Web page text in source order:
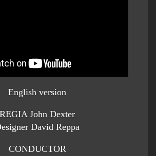
English version
REGIA John Dexter
David Reppa
CONDUCTOR